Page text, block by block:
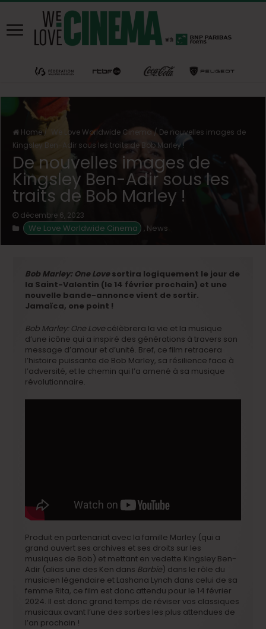
Home / We Love Worldwide Cinema/ De nouvelles images de
Kingsley Ben-Adir sous les traits de Bob Marley !
De nouvelles images de
Kingsley Ben-Adir sous les
traits de Bob Marley !
décembre 6, 2023
We Love Worldwide Cinema , News
Bob Marley: One Lovesortira logiquement le jour de
la Saint-Valentin (le 14 février prochain) et une
nouvelle bande-annonce vient de sortir.
Jamaïca, one point !
Bob Marley: One Love célèbrera la vie et la musique
d’une icône qui a inspiré des générations à travers son
message d’amour et d’unité. Bref, ce film retracera
l’histoire puissante de Bob Marley, sa résilience face à
l’adversité, et le chemin qui l’a amené à sa musique
révolutionnaire.
Produit en partenariat avec la famille Marley (qui a
grand ouvert ses archives et ses droits sur les
musiques de Bob) et mettant en vedette Kingsley Ben-
Adir (alias une des Ken dans Barbie) dans le rôle du
musicien légendaire et Lashana Lynch dans celui de sa
femme Rita, ce film est donc attendu pour le 14 février
2024. Il est donc grand temps de réviser vos classiques
musicaux avant l’une des sorties les plus attendues de
l’an prochain !